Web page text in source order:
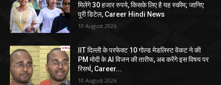
मिलेंगे 30 हजार रुपये, किसके लिए है यह स्कीम; जानिए
पूरी डिटेल, Career Hindi News
10 August 2026
IIT दिल्ली के परफेक्ट 10 गोल्ड मेडलिस्ट वेंकट ने की
PM मोदी के AI विजन की तारीफ, अब करेंगे इस विषय पर
रिसर्च, Career...
10 August 2026